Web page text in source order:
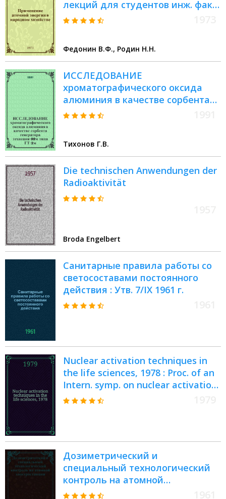
лекций для студентов инж. фак.
пищевых специальностей
Федонин В.Ф., Родин Н.Н.
ИССЛЕДОВАНИЕ
хроматографического оксида
алюминия в качестве сорбента
генератора технеция-99м типа
Тихонов Г.В.
Die technischen Anwendungen der
Radioaktivität
Broda Engelbert
Санитарные правила работы со
светосоставами постоянного
действия : Утв. 7/IX 1961 г.
Nuclear activation techniques in
the life sciences, 1978 : Proc. of an
Intern. symp. on nuclear activation
techniques in the life sciences held
Дозиметрический и
специальный технологический
контроль на атомной
электростанции